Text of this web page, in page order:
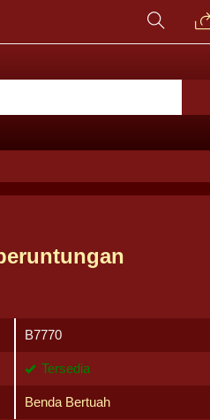
B7770
Tersedia
Benda Bertuah